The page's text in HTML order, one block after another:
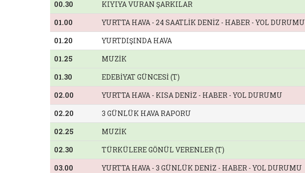
00.30
KIYIYA VURAN ŞARKILAR
01.00
YURTTA HAVA - 24 SAATLİK DENİZ - HABER - YOL DURUMU
01.20
YURTDIŞINDA HAVA
01.25
MUZİK
01.30
EDEBİYAT GÜNCESİ (T)
02.00
YURTTA HAVA - KISA DENİZ - HABER - YOL DURUMU
02.20
3 GÜNLÜK HAVA RAPORU
02.25
MUZİK
02.30
TÜRKÜLERE GÖNÜL VERENLER (T)
03.00
YURTTA HAVA - 3 GÜNLÜK DENİZ - HABER - YOL DURUMU